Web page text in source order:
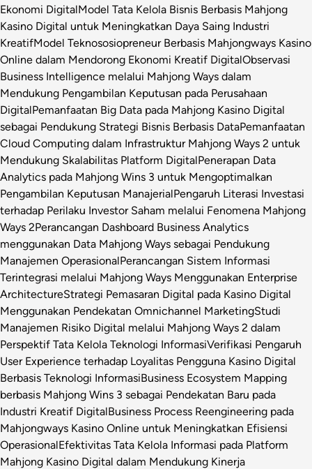
Ekonomi DigitalModel Tata Kelola Bisnis Berbasis Mahjong
Kasino Digital untuk Meningkatkan Daya Saing Industri
KreatifModel Teknososiopreneur Berbasis Mahjongways Kasino
Online dalam Mendorong Ekonomi Kreatif DigitalObservasi
Business Intelligence melalui Mahjong Ways dalam
Mendukung Pengambilan Keputusan pada Perusahaan
DigitalPemanfaatan Big Data pada Mahjong Kasino Digital
sebagai Pendukung Strategi Bisnis Berbasis DataPemanfaatan
Cloud Computing dalam Infrastruktur Mahjong Ways 2 untuk
Mendukung Skalabilitas Platform DigitalPenerapan Data
Analytics pada Mahjong Wins 3 untuk Mengoptimalkan
Pengambilan Keputusan ManajerialPengaruh Literasi Investasi
terhadap Perilaku Investor Saham melalui Fenomena Mahjong
Ways 2Perancangan Dashboard Business Analytics
menggunakan Data Mahjong Ways sebagai Pendukung
Manajemen OperasionalPerancangan Sistem Informasi
Terintegrasi melalui Mahjong Ways Menggunakan Enterprise
ArchitectureStrategi Pemasaran Digital pada Kasino Digital
Menggunakan Pendekatan Omnichannel MarketingStudi
Manajemen Risiko Digital melalui Mahjong Ways 2 dalam
Perspektif Tata Kelola Teknologi InformasiVerifikasi Pengaruh
User Experience terhadap Loyalitas Pengguna Kasino Digital
Berbasis Teknologi InformasiBusiness Ecosystem Mapping
berbasis Mahjong Wins 3 sebagai Pendekatan Baru pada
Industri Kreatif DigitalBusiness Process Reengineering pada
Mahjongways Kasino Online untuk Meningkatkan Efisiensi
OperasionalEfektivitas Tata Kelola Informasi pada Platform
Mahjong Kasino Digital dalam Mendukung Kinerja